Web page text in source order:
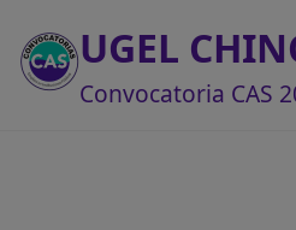
UGEL
Convocatoria CAS